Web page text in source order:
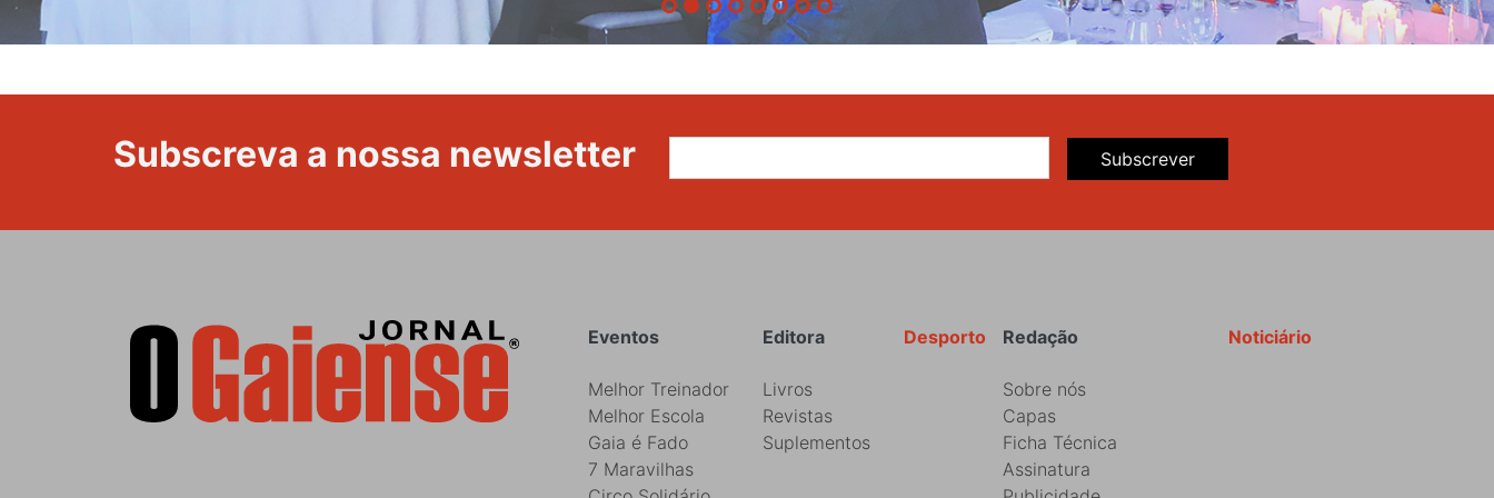
Subscreva a nossa newsletter Subscrever
Rodapé Noticiário
Redação
Sobre nós
Capas
Ficha Técnica
Assinatura
Desporto
Editora
Livros
Revistas
Suplementos
Eventos
Melhor Treinador
Melhor Escola
Gaia é Fado
7 Maravilhas